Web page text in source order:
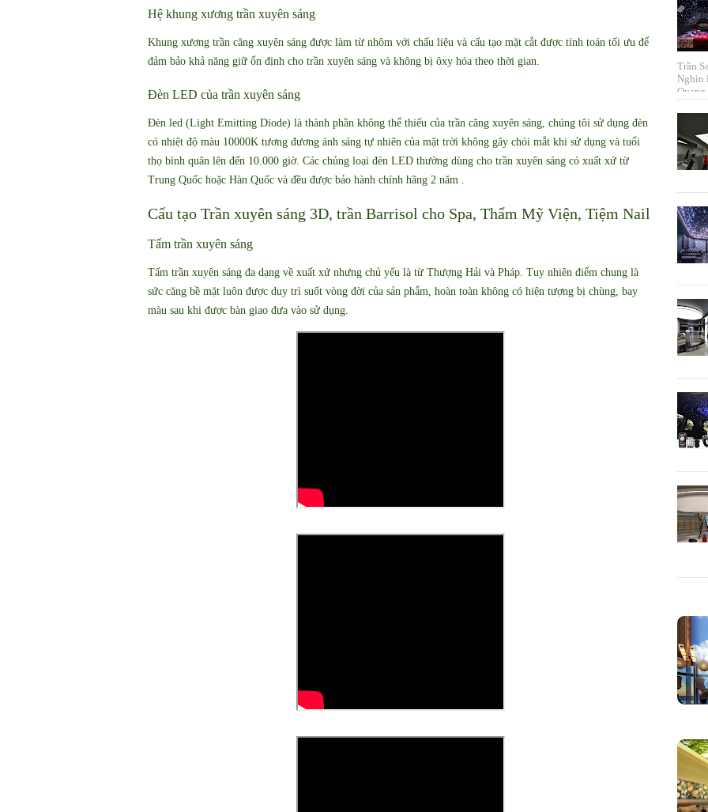
Hệ khung xương trần xuyên sáng
Khung xương trần căng xuyên sáng được làm từ nhôm với chấu liệu và cấu tạo mặt cắt được tính toán tối ưu để
đảm bảo khả năng giữ ổn định cho trần xuyên sáng và không bị ôxy hóa theo thời gian.
Đèn LED của trần xuyên sáng
Đèn led (Light Emitting Diode) là thành phần không thể thiếu của trần căng xuyên sáng, chúng tôi sử dụng đèn
có nhiệt độ màu 10000K tương đương ánh sáng tự nhiên của mặt trời không gây chói mắt khi sử dụng và tuổi
thọ bình quân lên đến 10.000 giờ. Các chủng loại đèn LED thường dùng cho trần xuyên sáng có xuất xứ từ
Trung Quốc hoặc Hàn Quốc và đều được bảo hành chính hãng 2 năm .
Cấu tạo Trần xuyên sáng 3D, trần Barrisol cho Spa, Thẩm Mỹ Viện, Tiệm Nail
Tấm trần xuyên sáng
Tấm trần xuyên sáng đa dạng về xuất xứ nhưng chủ yếu là từ Thượng Hải và Pháp. Tuy nhiên điểm chung là
sức căng bề mặt luôn được duy trì suốt vòng đời của sản phẩm, hoàn toàn không có hiện tượng bị chùng, bay
màu sau khi được bàn giao đưa vào sử dụng.
Trần
Nghìn
Quang